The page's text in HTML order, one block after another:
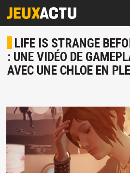
LIFE IS STRANGE
: UNE VIDÉO DE
AVEC UNE CHLOE EN